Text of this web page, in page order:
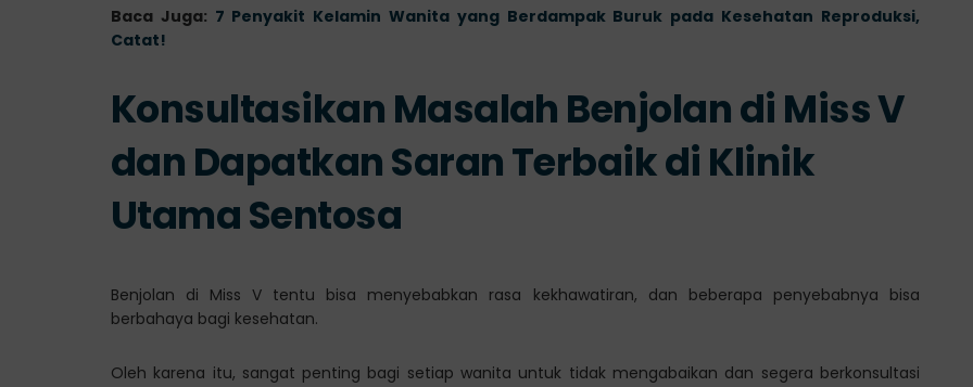
Baca Juga: 7 Penyakit Kelamin Wanita yang Berdampak Buruk pada Kesehatan Reproduksi,
Catat!
Konsultasikan Masalah Benjolan di Miss V
dan Dapatkan Saran Terbaik di Klinik
Utama Sentosa
Benjolan di Miss V tentu bisa menyebabkan rasa kekhawatiran, dan beberapa penyebabnya bisa
berbahaya bagi kesehatan.
Oleh karena itu, sangat penting bagi setiap wanita untuk tidak mengabaikan dan segera berkonsultasi